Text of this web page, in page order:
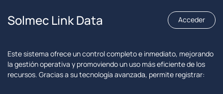
Solmec Link Data Acceder
Este sistema ofrece un control completo e inmediato, mejorando
la gestión operativa y promoviendo un uso más eficiente de los
recursos. Gracias a su tecnología avanzada, permite registrar: